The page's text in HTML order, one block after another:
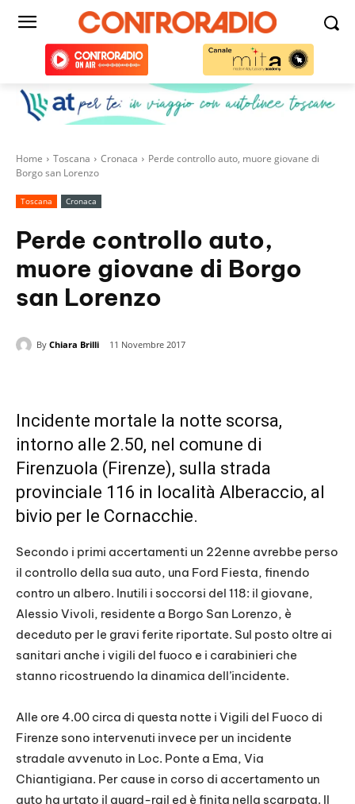
Home Toscana Cronaca
Perde controllo auto, muore giovane di
Borgo san Lorenzo
Toscana Cronaca
Perde controllo auto,
muore giovane di Borgo
san Lorenzo
By Chiara Brilli 11 Novembre 2017
Incidente mortale la notte scorsa,
intorno alle 2.50, nel comune di
Firenzuola (Firenze), sulla strada
provinciale 116 in località Alberaccio, al
bivio per le Cornacchie.
Secondo i primi accertamenti un 22enne avrebbe perso
il controllo della sua auto, una Ford Fiesta, finendo
contro un albero. Inutili i soccorsi del 118: il giovane,
Alessio Vivoli, residente a Borgo San Lorenzo, è
deceduto per le gravi ferite riportate. Sul posto oltre ai
sanitari anche i vigili del fuoco e i carabinieri che
stanno ricostruendo la dinamica dell’incidente.
Alle ore 4.00 circa di questa notte i Vigili del Fuoco di
Firenze sono intervenuti invece per un incidente
stradale avvenuto in Loc. Ponte a Ema, Via
Chiantigiana. Per cause in corso di accertamento un
auto ha urtato il guard-rail ed è finita nella scarpata. Il